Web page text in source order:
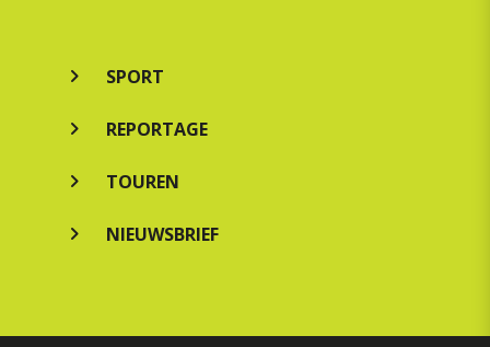
SPORT
REPORTAGE
TOUREN
NIEUWSBRIEF